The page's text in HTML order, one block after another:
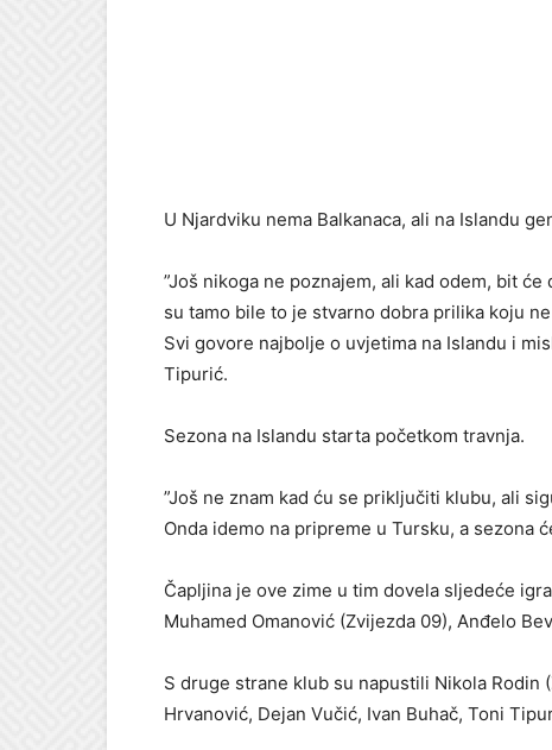
U Njardviku nema Balkanaca, ali na Islandu
”Još nikoga ne poznajem, ali kad odem, bit
su tamo bile to je stvarno dobra prilika koju
Svi govore najbolje o uvjetima na Islandu i
Tipurić.
Sezona na Islandu starta početkom travnja.
”Još ne znam kad ću se priključiti klubu, ali
Onda idemo na pripreme u Tursku, a sezona
Čapljina je ove zime u tim dovela sljedeće
Muhamed Omanović (Zvijezda 09), Anđelo
S druge strane klub su napustili Nikola
Hrvanović, Dejan Vučić, Ivan Buhač, Toni